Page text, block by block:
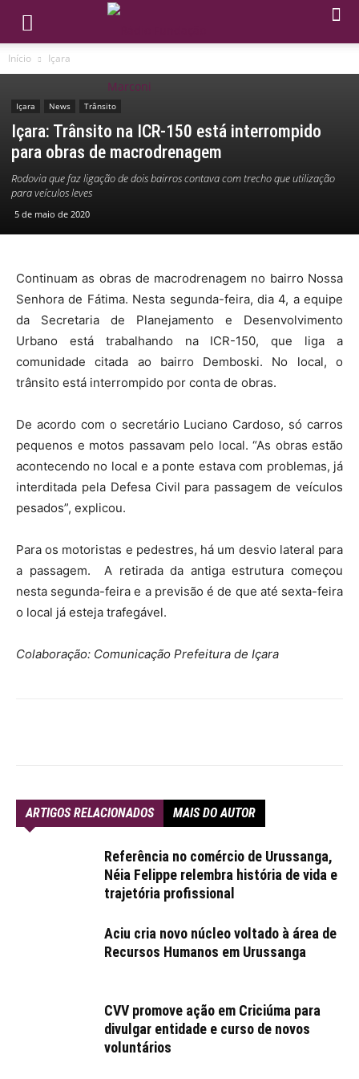
Início Içara
Içara News Trânsito
Içara: Trânsito na ICR-150 está interrompido
para obras de macrodrenagem
Rodovia que faz ligação de dois bairros contava com trecho que utilização
para veículos leves
5 de maio de 2020
Continuam as obras de macrodrenagem no bairro Nossa
Senhora de Fátima. Nesta segunda-feira, dia 4, a equipe
da Secretaria de Planejamento e Desenvolvimento
Urbano está trabalhando na ICR-150, que liga a
comunidade citada ao bairro Demboski. No local, o
trânsito está interrompido por conta de obras.
De acordo com o secretário Luciano Cardoso, só carros
pequenos e motos passavam pelo local. “As obras estão
acontecendo no local e a ponte estava com problemas, já
interditada pela Defesa Civil para passagem de veículos
pesados”, explicou.
Para os motoristas e pedestres, há um desvio lateral para
a passagem. A retirada da antiga estrutura começou
nesta segunda-feira e a previsão é de que até sexta-feira
o local já esteja trafegável.
Colaboração: Comunicação Prefeitura de Içara
ARTIGOS RELACIONADOS MAIS DO AUTOR
Referência no comércio de Urussanga,
Néia Felippe relembra história de vida e
trajetória profissional
Aciu cria novo núcleo voltado à área de
Recursos Humanos em Urussanga
CVV promove ação em Criciúma para
divulgar entidade e curso de novos
voluntários